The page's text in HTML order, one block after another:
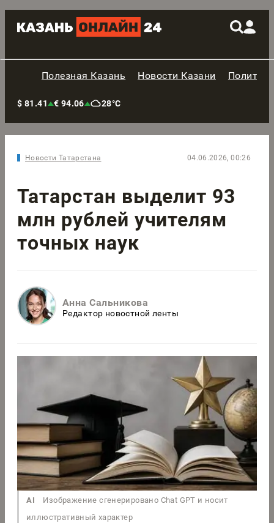
Полезная Казань Новости Казани
$ 81.41 € 94.06 28°C
Новости Татарстана 04.06.2026, 00:26
Татарстан выделит 93
млн рублей учителям
точных наук
Анна Сальникова
Редактор новостной ленты
AI
Изображение сгенерировано Chat GPT и носит
иллюстративный характер